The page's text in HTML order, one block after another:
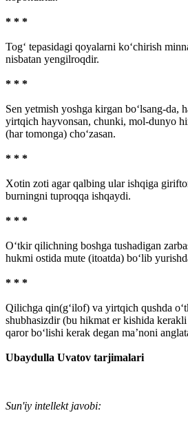
* * *
Tog‘ tepasidagi qoyalarni ko‘chirish
nisbatan yengilroqdir.
* * *
Sen yetmish yoshga kirgan bo‘lsang-da,
yirtqich hayvonsan, chunki, mol-dunyo
(har tomonga) cho‘zasan.
* * *
Xotin zoti agar qalbing ular ishqiga
burningni tuproqqa ishqaydi.
* * *
O‘tkir qilichning boshga tushadigan
hukmi ostida mute (itoatda) bo‘lib
* * *
Qilichga qin(g‘ilof) va yirtqich qushda
shubhasizdir (bu hikmat er kishida
qaror bo‘lishi kerak degan ma’noni
Ubaydulla Uvatov tarjimalari
Sun'iy intellekt javobi: